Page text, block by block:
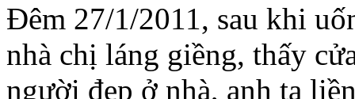
Đêm 27/1/2011, sau khi
nhà chị láng giềng, thấy
người đẹp ở nhà, anh ta